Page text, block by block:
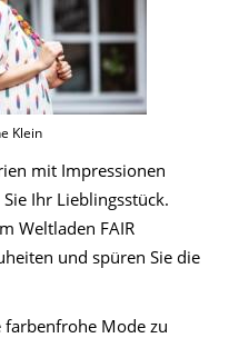
Klein
mit Impressionen
Ihr Lieblingsstück.
Weltladen FAIR
und spüren Sie die
Mode zu